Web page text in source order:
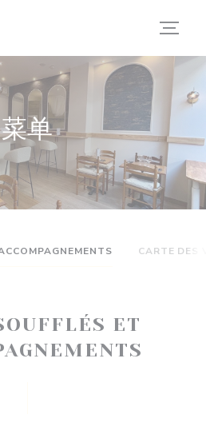
菜单
CARTE DES
ET